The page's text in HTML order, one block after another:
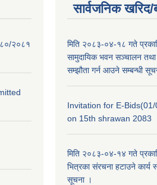
२०८१
सार्वजनिक
मिति २०८३-०४-१८ गते
सामुदायिक भवन सञ्चालन तथा
सम्झौता गर्न आउने सम्बन्धी
Invitation for E-
on 15th shrawan 2083
मिति २०८३-०४-१४ गते
भित्रका संरचना हटाउने कार्य
सूचना ।